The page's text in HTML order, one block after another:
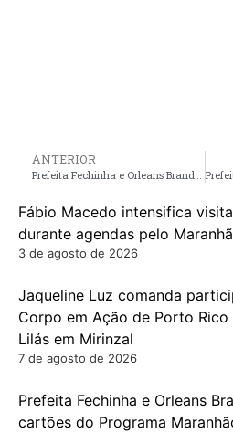
ANTERIOR
Fábio Macedo intensifica
durante agendas pelo
3 de agosto de 2026
Jaqueline Luz comanda
Corpo em Ação de Porto
Lilás em Mirinzal
7 de agosto de 2026
Prefeita Fechinha e Orleans
cartões do Programa